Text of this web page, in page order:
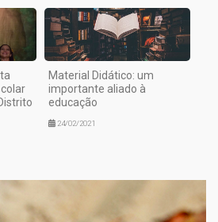
Material Didático: um
importante aliado à
educação
24/02/2021